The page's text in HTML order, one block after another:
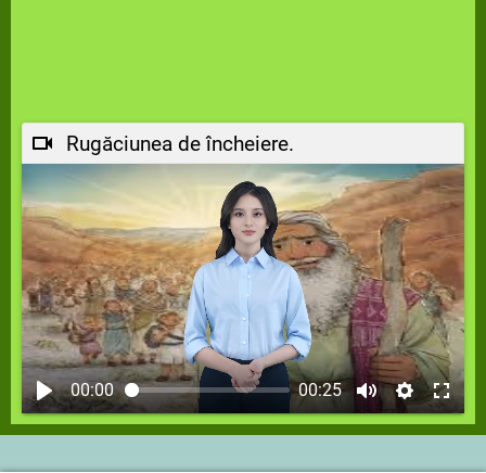
Rugăciunea de încheiere.
00:00 00:25